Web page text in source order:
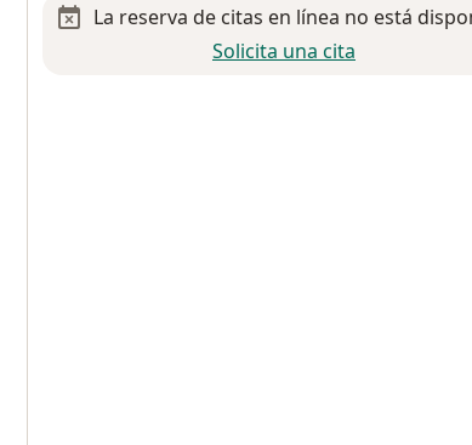
La reserva de citas en línea no está
Solicita una cita